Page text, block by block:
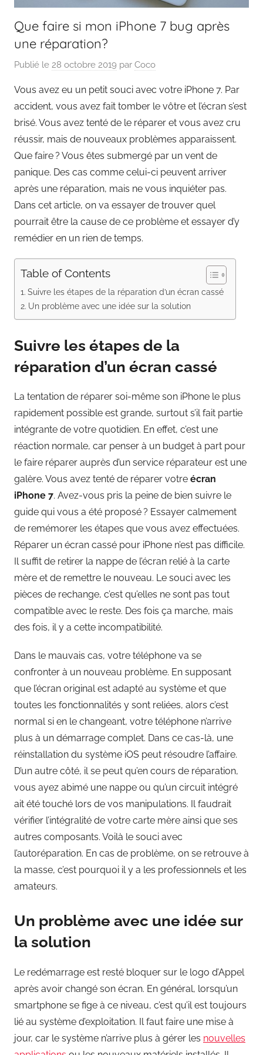
Que faire si mon iPhone 7 bug après
une réparation?
Publié le 28 octobre 2019 par Coco
Vous avez eu un petit souci avec votre iPhone 7. Par
accident, vous avez fait tomber le vôtre et l’écran s’est
brisé. Vous avez tenté de le réparer et vous avez cru
réussir, mais de nouveaux problèmes apparaissent.
Que faire ? Vous êtes submergé par un vent de
panique. Des cas comme celui-ci peuvent arriver
après une réparation, mais ne vous inquiéter pas.
Dans cet article, on va essayer de trouver quel
pourrait être la cause de ce problème et essayer d’y
remédier en un rien de temps.
Table of Contents
Suivre les étapes de la réparation d’un écran cassé
Un problème avec une idée sur la solution
Suivre les étapes de la
réparation d’un écran cassé
La tentation de réparer soi-même son iPhone le plus
rapidement possible est grande, surtout s’il fait partie
intégrante de votre quotidien. En effet, c’est une
réaction normale, car penser à un budget à part pour
le faire réparer auprès d’un service réparateur est une
galère. Vous avez tenté de réparer votre écran
iPhone 7. Avez-vous pris la peine de bien suivre le
guide qui vous a été proposé ? Essayer calmement
de remémorer les étapes que vous avez effectuées.
Réparer un écran cassé pour iPhone n’est pas difficile.
Il suffit de retirer la nappe de l’écran relié à la carte
mère et de remettre le nouveau. Le souci avec les
pièces de rechange, c’est qu’elles ne sont pas tout
compatible avec le reste. Des fois ça marche, mais
des fois, il y a cette incompatibilité.
Dans le mauvais cas, votre téléphone va se
confronter à un nouveau problème. En supposant
que l’écran original est adapté au système et que
toutes les fonctionnalités y sont reliées, alors c’est
normal si en le changeant, votre téléphone n’arrive
plus à un démarrage complet. Dans ce cas-là, une
réinstallation du système iOS peut résoudre l’affaire.
D’un autre côté, il se peut qu’en cours de réparation,
vous ayez abimé une nappe ou qu’un circuit intégré
ait été touché lors de vos manipulations. Il faudrait
vérifier l’intégralité de votre carte mère ainsi que ses
autres composants. Voilà le souci avec
l’autoréparation. En cas de problème, on se retrouve à
la masse, c’est pourquoi il y a les professionnels et les
amateurs.
Un problème avec une idée sur
la solution
Le redémarrage est resté bloquer sur le logo d’Appel
après avoir changé son écran. En général, lorsqu’un
smartphone se fige à ce niveau, c’est qu’il est toujours
lié au système d’exploitation. Il faut faire une mise à
jour, car le système n’arrive plus à gérer les nouvelles